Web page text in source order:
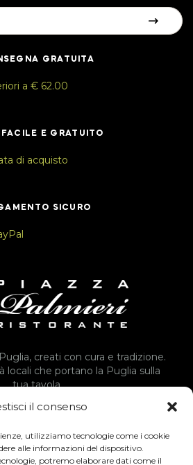
il consenso
utilizziamo tecnologie come i cookie
alle informazioni del dispositivo.
potremo elaborare dati come il
GRATUITA
a € 62.00
FACILE E GRATUITO
di acquisto
SICURO
creati con cura e tradizione.
locali che portano la Puglia sulla
tua tavola.
Vai Allo Shop